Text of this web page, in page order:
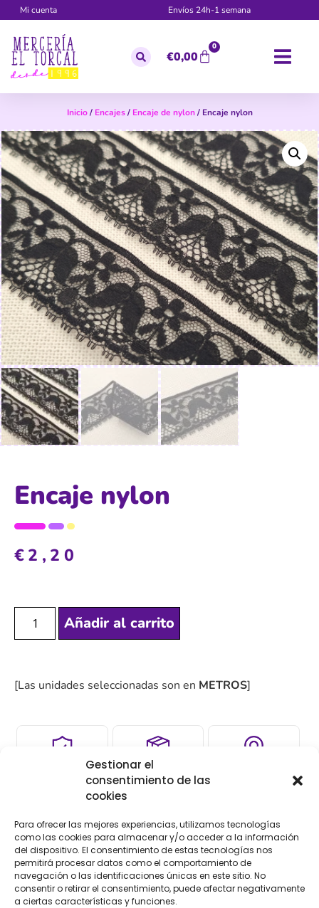
Gestionar el
consentimiento de las
cookies
Para ofrecer las mejores experiencias, utilizamos tecnologías
como las cookies para almacenar y/o acceder a la información
del dispositivo. El consentimiento de estas tecnologías nos
permitirá procesar datos como el comportamiento de
navegación o las identificaciones únicas en este sitio. No
consentir o retirar el consentimiento, puede afectar negativamente
a ciertas características y funciones.
Mi cuenta Envíos 24h-1 semana
€0,00
0
Inicio/ Encajes/ Encaje de nylon/ Encaje nylon
Encaje nylon
€2,20
Añadir al carrito
[Las unidades seleccionadas son en METROS]
ENVÍO 24-48H
Descripción
Descripción